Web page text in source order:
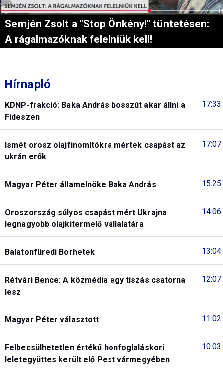
Semjén Zsolt a "Stop Önkény!" tüntetésen:
A rágalmazóknak felelniük kell!
Hírnapló
17:33
KDNP-frakció: Baka András bosszút akar állni a
Fideszen
17:07
Ismét orosz olajfinomítókra mértek csapást az
ukrán erők
15:25
Magyar Péter államelnöke Baka András
14:06
Oroszország súlyos csapást mért Ukrajna
legnagyobb olajkitermelő vállalatára
13:04
Balatonfüredi Borhetek
12:07
Rétvári Bence: A közmédia egy tiszás csatorna
lesz
11:02
Magyar Péter választott
10:03
Felbecsülhetetlen értékű honfoglaláskori
leletegyüttes került elő Pest vármegyében